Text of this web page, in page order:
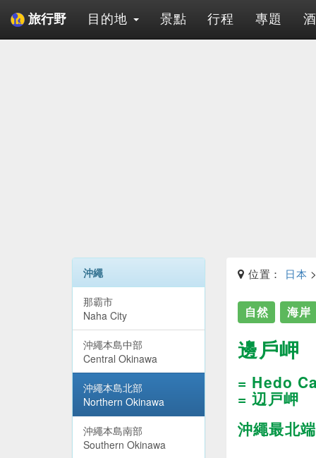
旅行野 目的地 景點 行程 專題
沖繩
那霸市
Naha City
沖繩本島中部
Central Okinawa
沖繩本島北部
Northern Okinawa
沖繩本島南部
Southern Okinawa
位置： 日本
自然 海岸
邊戶岬
= Hedo
= 辺戸岬
沖繩最北